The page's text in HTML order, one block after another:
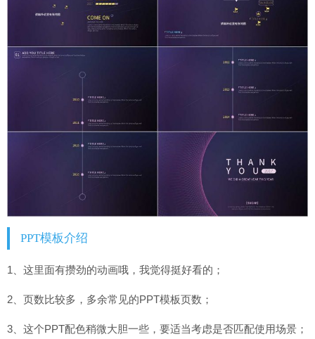
PPT模板介绍
1、这里面有攒劲的动画哦，我觉得挺好看的；
2、页数比较多，多余常见的PPT模板页数；
3、这个PPT配色稍微大胆一些，要适当考虑是否匹配使用场景；